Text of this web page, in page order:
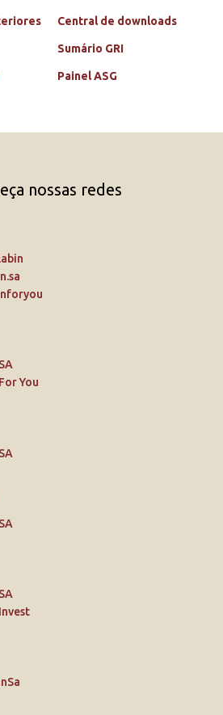
Central de downloads
Sumário GRI
Painel ASG
nossas redes
You